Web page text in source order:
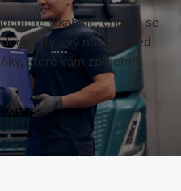
v kabině, chcete se
stylový nový vzhled
které vám zpříjemní